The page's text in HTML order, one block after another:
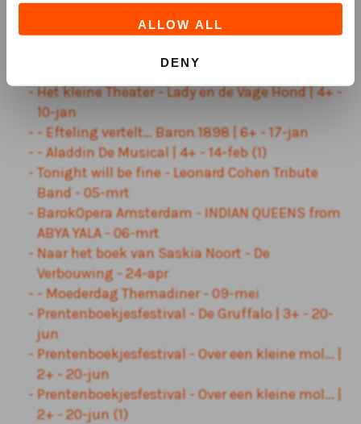
ALLOW ALL
DENY
50 jaar Margreet Dolman - Paul Haenen - 14-nov
- TOSCA met Francis van Broekhuizen - 19-nov
Vandaag - Herman van Veen - 27-nov
Het kleine Theater - Lady en de Vage Hond | 4+ -
10-jan
- Efteling vertelt… Baron 1898 | 6+ - 17-jan
- Aladdin De Musical | 4+ - 14-feb (1)
Tonight will be fine - Leonard Cohen Tribute
Band - 05-mrt
BarokOpera Amsterdam - INDIAN QUEENS from
ABYA YALA - 06-mrt
Naar het boek van Saskia Noort - De
Verbouwing - 24-apr
- Moederdag Themadiner - 09-mei
Prentenboekjesfestival - De Gruffalo | 3+ - 20-
jun
Prentenboekjesfestival - Over een kleine mol... |
2+ - 20-jun
Prentenboekjesfestival - Over een kleine mol... |
2+ - 20-jun (1)